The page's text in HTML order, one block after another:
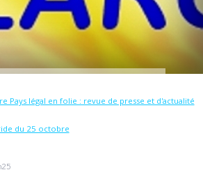
Pays légal en folie : revue de presse et d'actualité
du 25 octobre